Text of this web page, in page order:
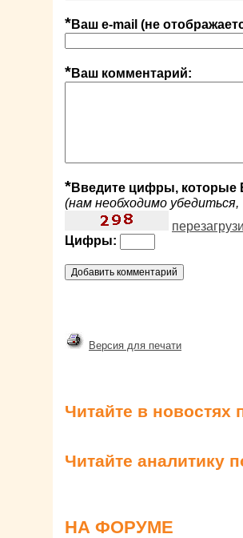
*Ваш e-mail (не
*Ваш комментарий:
*Введите цифры, которые
(нам необходимо
Цифры:
Версия для печати
Читайте в новостях
Читайте аналитику
НА ФОРУМЕ